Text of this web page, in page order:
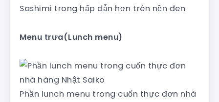
Sashimi trong hấp dẫn hơn trên nền đen
Menu trưa(Lunch menu)
Phần lunch menu trong cuốn thực đơn nhà